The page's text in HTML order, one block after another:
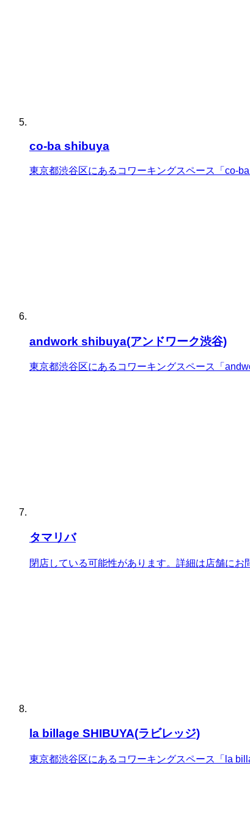
co-ba shibuya
東京都渋谷区にあるコワーキングスペース「co-
andwork shibuya(アンドワーク渋谷)
東京都渋谷区にあるコワーキングスペース「
タマリバ
閉店している可能性があります。詳細は店舗に
la billage SHIBUYA(ラビレッジ)
東京都渋谷区にあるコワーキングスペース「la